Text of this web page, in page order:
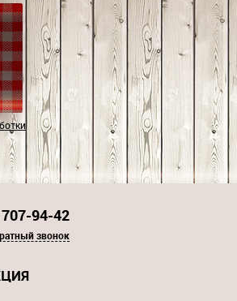
707-94-42
звонок